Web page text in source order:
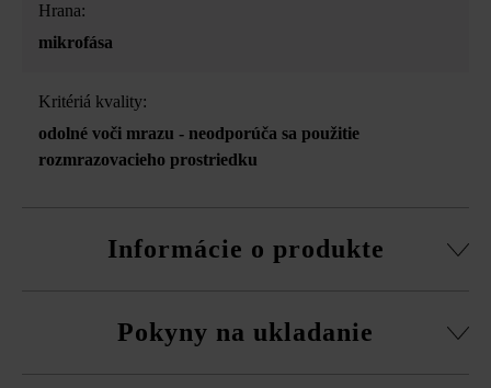
Hrana:
mikrofása
Kritériá kvality:
odolné voči mrazu - neodporúča sa použitie
rozmrazovacieho prostriedku
Informácie o produkte
kamene, súpravy rohových kociek a vrchná doska.
Pokyny na ukladanie